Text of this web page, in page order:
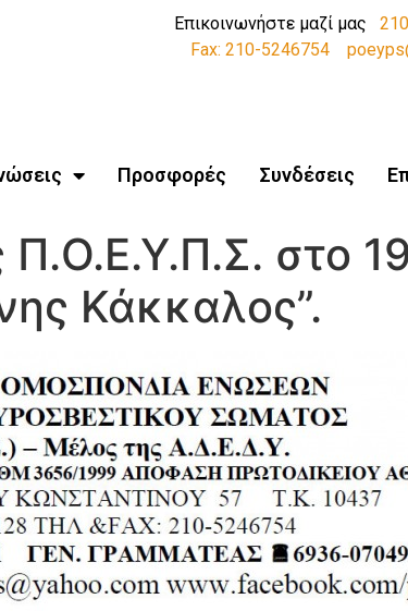
Επικοινωνήστε μαζί μας
Fax: 210-5246754
Προσφορές Συνδέσεις
στο
Κάκκαλος”.